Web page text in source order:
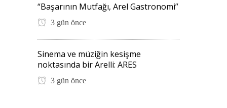
“Başarının Mutfağı, Arel Gastronomi”
3 gün önce
Sinema ve müziğin kesişme
noktasında bir Arelli: ARES
3 gün önce